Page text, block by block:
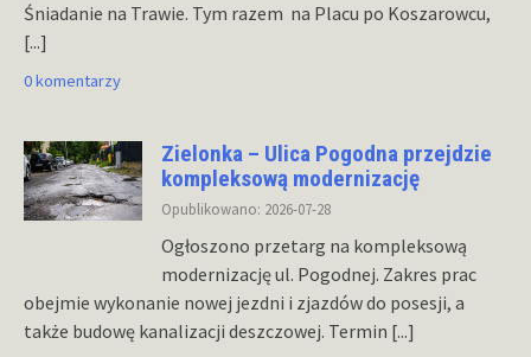
Śniadanie na Trawie. Tym razem na Placu po Koszarowcu,
[...]
0 komentarzy
Zielonka – Ulica Pogodna przejdzie
kompleksową modernizację
Opublikowano: 2026-07-28
Ogłoszono przetarg na kompleksową
modernizację ul. Pogodnej. Zakres prac
obejmie wykonanie nowej jezdni i zjazdów do posesji, a
także budowę kanalizacji deszczowej. Termin [...]